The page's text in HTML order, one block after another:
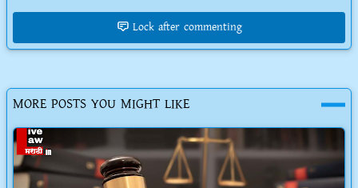
Lock after commenting
MORE POSTS YOU MIGHT LIKE